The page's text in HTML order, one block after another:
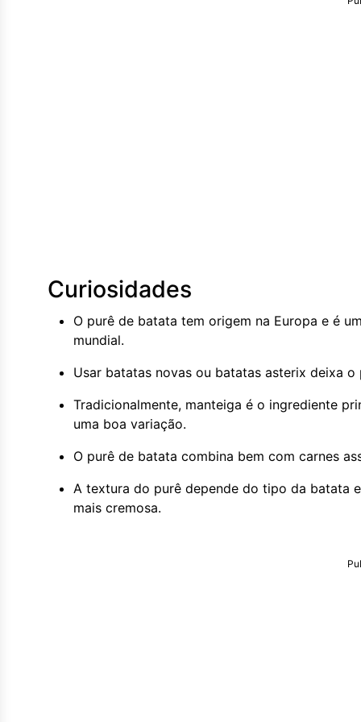
Curiosidades
O purê de batata tem origem na Europa e é
mundial.
Usar batatas novas ou batatas asterix deixa
Tradicionalmente, manteiga é o ingrediente
uma boa variação.
O purê de batata combina bem com carnes
A textura do purê depende do tipo da batata
mais cremosa.